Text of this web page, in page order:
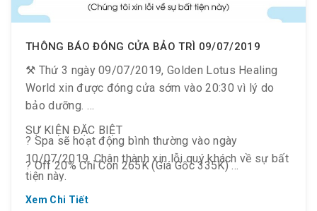
THÔNG BÁO ĐÓNG CỬA BẢO TRÌ 09/07/2019
⚒ Thứ 3 ngày 09/07/2019, Golden Lotus Healing
World xin được đóng cửa sớm vào 20:30 vì lý do
bảo dưỡng.
? Spa sẽ hoạt động bình thường vào ngày
10/07/2019. Chân thành xin lỗi quý khách về sự bất
tiện này.
SỰ KIỆN ĐẶC BIỆT
? Off 20% Chỉ Còn 265K (Giá Gốc 335K)
? Cho tất cả khách hàng trên 1.2m
Xem Chi Tiết